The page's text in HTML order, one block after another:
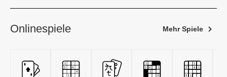
Onlinespiele Mehr Spiele